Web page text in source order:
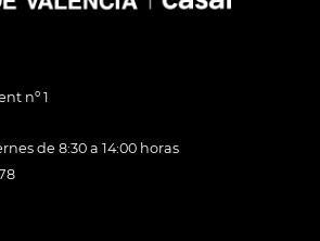
nº 1
de 8:30 a 14:00 horas